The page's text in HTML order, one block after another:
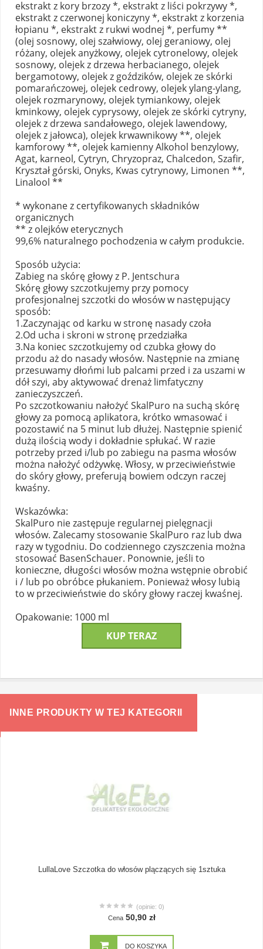
ekstrakt z kory brzozy *, ekstrakt z liści pokrzywy *,
ekstrakt z czerwonej koniczyny *, ekstrakt z korzenia
łopianu *, ekstrakt z rukwi wodnej *, perfumy **
(olej sosnowy, olej szałwiowy, olej geraniowy, olej
różany, olejek anyżkowy, olejek cytronelowy, olejek
sosnowy, olejek z drzewa herbacianego, olejek
bergamotowy, olejek z goździków, olejek ze skórki
pomarańczowej, olejek cedrowy, olejek ylang-ylang,
olejek rozmarynowy, olejek tymiankowy, olejek
kminkowy, olejek cyprysowy, olejek ze skórki cytryny,
olejek z drzewa sandałowego, olejek lawendowy,
olejek z jałowca), olejek krwawnikowy **, olejek
kamforowy **, olejek kamienny Alkohol benzylowy,
Agat, karneol, Cytryn, Chryzopraz, Chalcedon, Szafir,
Kryształ górski, Onyks, Kwas cytrynowy, Limonen **,
Linalool **
* wykonane z certyfikowanych składników
organicznych
** z olejków eterycznych
99,6% naturalnego pochodzenia w całym produkcie.
Sposób użycia:
Zabieg na skórę głowy z P. Jentschura
Skórę głowy szczotkujemy przy pomocy
profesjonalnej szczotki do włosów w następujący
sposób:
1.Zaczynając od karku w stronę nasady czoła
2.Od ucha i skroni w stronę przedziałka
3.Na koniec szczotkujemy od czubka głowy do
przodu aż do nasady włosów. Następnie na zmianę
przesuwamy dłońmi lub palcami przed i za uszami w
dół szyi, aby aktywować drenaż limfatyczny
zanieczyszczeń.
Po szczotkowaniu nałożyć SkalPuro na suchą skórę
głowy za pomocą aplikatora, krótko wmasować i
pozostawić na 5 minut lub dłużej. Następnie spienić
dużą ilością wody i dokładnie spłukać. W razie
potrzeby przed i/lub po zabiegu na pasma włosów
można nałożyć odżywkę. Włosy, w przeciwieństwie
do skóry głowy, preferują bowiem odczyn raczej
kwaśny.
Wskazówka:
SkalPuro nie zastępuje regularnej pielęgnacji
włosów. Zalecamy stosowanie SkalPuro raz lub dwa
razy w tygodniu. Do codziennego czyszczenia można
stosować BasenSchauer. Ponownie, jeśli to
konieczne, długości włosów można wstępnie obrobić
i / lub po obróbce płukaniem. Ponieważ włosy lubią
to w przeciwieństwie do skóry głowy raczej kwaśnej.
Opakowanie: 1000 ml
KUP TERAZ
INNE PRODUKTY W TEJ KATEGORII
LullaLove Szczotka do włosów plączących się 1sztuka
(opinie: 0)
Cena 50,90 zł
DO KOSZYKA